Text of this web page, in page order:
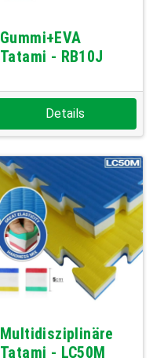
Gummi+EVA
Tatami - RB10J
Details
Multidisziplinäre
Tatami - LC50M